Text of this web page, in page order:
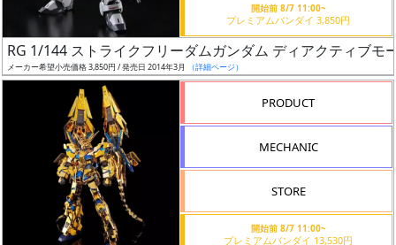
抽
選
開始前 8/7 11:00~
プレミアムバンダイ 3,850円
RG 1/144 ストライクフリーダムガンダム ディアクティブモ
メーカー希望小売価格 3,850円 / 発売日 2014年3月 （詳細ページ）
PRODUCT
MECHANIC
STORE
開始前 8/7 11:00~
プレミアムバンダイ 13,530円